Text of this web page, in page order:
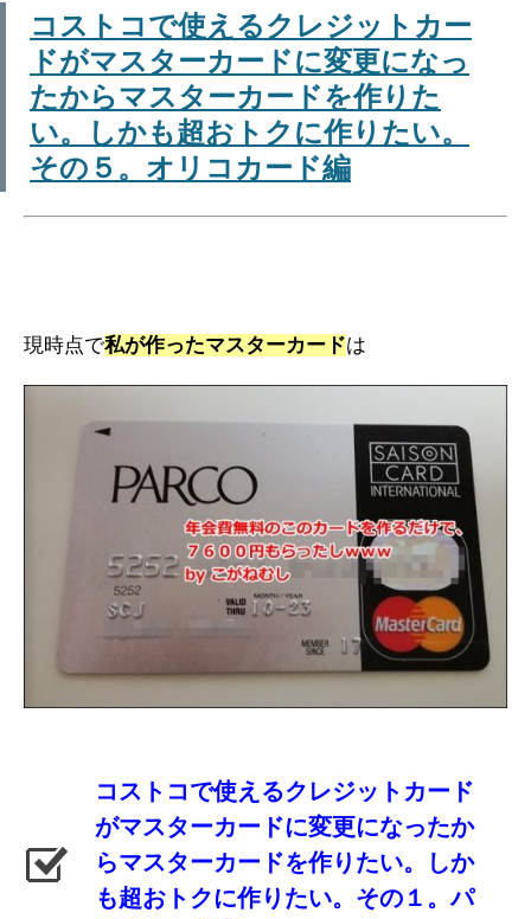
コストコで使えるクレジットカー
ドがマスターカードに変更になっ
たからマスターカードを作りた
い。しかも超おトクに作りたい。
その５。オリコカード編
現時点で私が作ったマスターカードは
コストコで使えるクレジットカード
がマスターカードに変更になったか
らマスターカードを作りたい。しか
も超おトクに作りたい。その１。パ